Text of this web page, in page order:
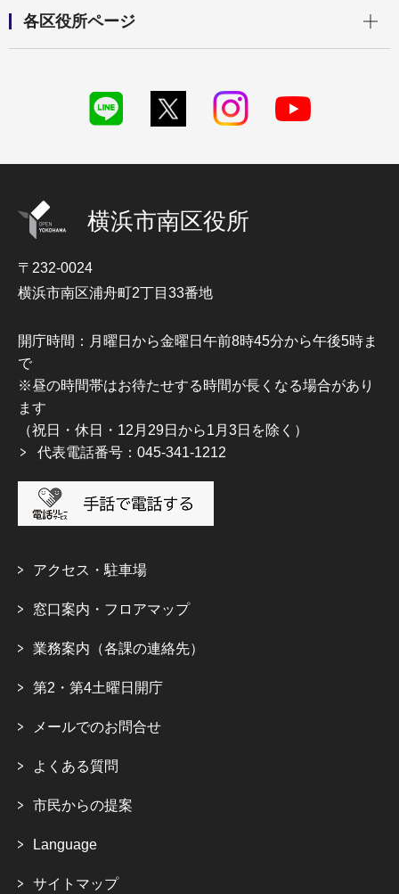
各区役所ページ
横浜市南区役所
〒232-0024
横浜市南区浦舟町2丁目33番地
開庁時間：月曜日から金曜日午前8時45分から午後5時ま
で
※昼の時間帯はお待たせする時間が長くなる場合があり
ます
（祝日・休日・12月29日から1月3日を除く）
代表電話番号：045-341-1212
アクセス・駐車場
窓口案内・フロアマップ
業務案内（各課の連絡先）
第2・第4土曜日開庁
メールでのお問合せ
よくある質問
市民からの提案
Language
サイトマップ